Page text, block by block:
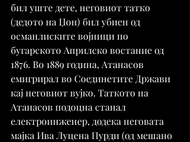
бил уште дете, неговиот татко
(дедото на Џон) бил убиен од
османлиските војници по
бугарското Априлско востание од
1876. Во 1889 година, Атанасов
емигрирал во Соединетите Држави
кај неговиот вујко. Таткото на
Атанасов подоцна станал
електроинженер, додека неговата
мајка Ива Луцена Пурди (од мешано